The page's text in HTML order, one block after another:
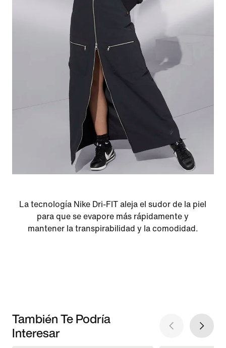
La tecnología Nike Dri-FIT aleja el sudor de la piel
para que se evapore más rápidamente y
mantener la transpirabilidad y la comodidad.
También Te Podría
Interesar